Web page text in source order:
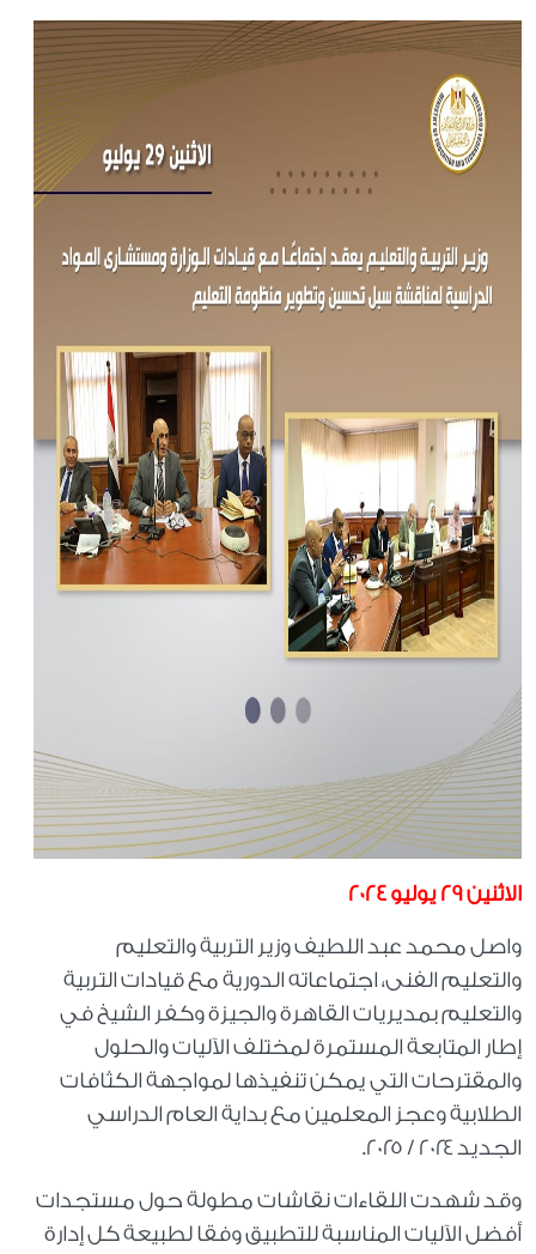
الاثنين 29 يوليو 2024
واصل محمد عبد اللطيف وزير التربية والتعليم
والتعليم الفنى، اجتماعاته الدورية مع قيادات التربية
والتعليم بمديريات القاهرة والجيزة وكفر الشيخ في
إطار المتابعة المستمرة لمختلف الآليات والحلول
والمقترحات التي يمكن تنفيذها لمواجهة الكثافات
الطلابية وعجز المعلمين مع بداية العام الدراسي
الجديد ٢٠٢٤ / ٢٠٢٥.
وقد شهدت اللقاءات نقاشات مطولة حول مستجدات
أفضل الآليات المناسبة للتطبيق وفقا لطبيعة كل إدارة